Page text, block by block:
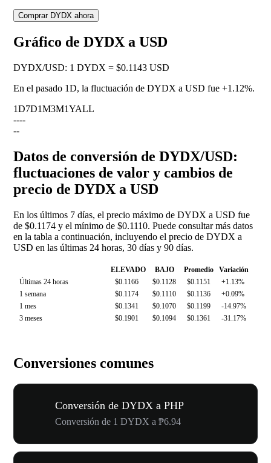
Comprar DYDX ahora
Gráfico de DYDX a USD
DYDX/USD: 1 DYDX = $0.1143 USD
En el pasado 1D, la fluctuación de DYDX a USD fue +1.12%.
1D7D1M3M1YALL
----
--
Datos de conversión de DYDX/USD:
fluctuaciones de valor y cambios de
precio de DYDX a USD
En los últimos 7 días, el precio máximo de DYDX a USD fue
de $0.1174 y el mínimo de $0.1110. Puede consultar más datos
en la tabla a continuación, incluyendo el precio de DYDX a
USD en las últimas 24 horas, 30 días y 90 días.
ELEVADO BAJO Promedio
Variación
Últimas 24 horas
$0.1166 $0.1128 $0.1151
+1.13%
1 semana
$0.1174 $0.1110 $0.1136
+0.09%
1 mes
$0.1341 $0.1070 $0.1199
-14.97%
3 meses
$0.1901 $0.1094 $0.1361 -31.17%
Conversiones comunes
Conversión de DYDX a PHP
Conversión de 1 DYDX a ₱6.94